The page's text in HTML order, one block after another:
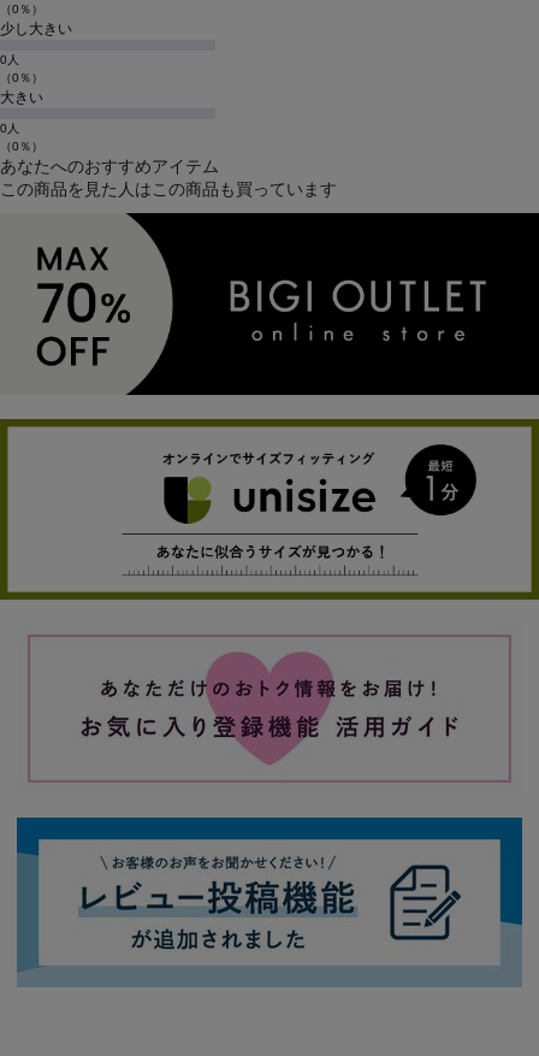
（0％）
少し大きい
0人
（0％）
大きい
0人
（0％）
あなたへのおすすめアイテム
この商品を見た人はこの商品も買っています